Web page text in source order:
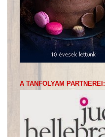
A TANFOLYAM PARTNEREI: